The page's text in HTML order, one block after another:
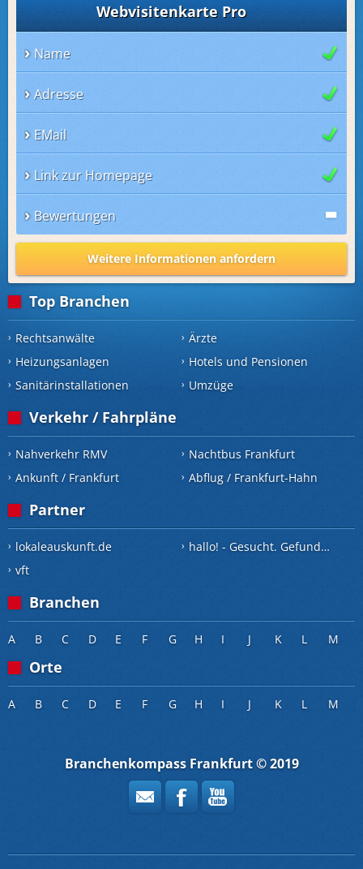
Webvisitenkarte Pro
Name
Adresse
EMail
Link zur Homepage
Bewertungen
Weitere Informationen anfordern
Top Branchen
Rechtsanwälte Ärzte
Heizungsanlagen
Hotels und Pensionen
Sanitärinstallationen
Umzüge
Verkehr / Fahrpläne
Nahverkehr RMV Nachtbus Frankfurt
Ankunft / Frankfurt
Abflug / Frankfurt-Hahn
Partner
lokaleauskunft.de hallo! - Gesucht. Gefunden.
vft
Branchen
A B C D E F G H I J K L M
Orte
A B C D E F G H I J K L M
Branchenkompass Frankfurt © 2019